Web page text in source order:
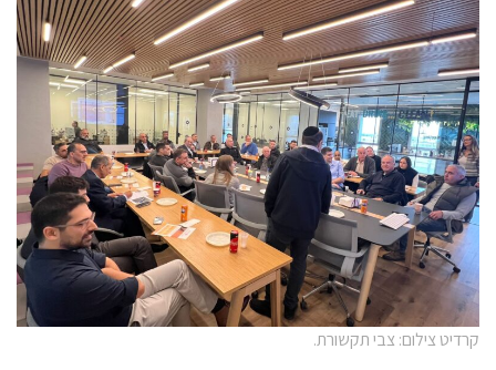
קרדיט צילום: צבי תקשורת.